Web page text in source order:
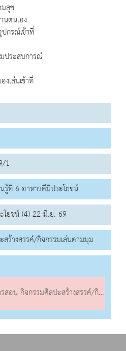
สุข
นตนเอง
กรณ์เข้าที่
ประสบการณ์
เล่นเข้าที่
1
รู้ที่ 6 อาหารดีมีประโยชน์
โยชน์ (4) 22 มิ.ย. 69
ร้างสรรค์/กิจกรรมเล่นตามมุม
จกรรมศิลปะสร้างสรรค์/กิจกรรมเล่นตามมุม